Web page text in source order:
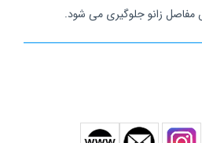
زانو جلوگیری می شود.